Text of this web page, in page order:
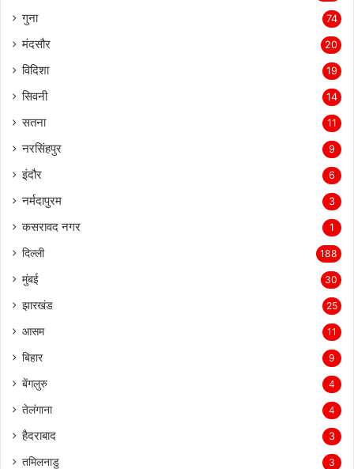
गुना 74
मंदसौर 20
विदिशा 19
सिवनी 14
सतना 11
नरसिंहपुर 9
इंदौर 6
नर्मदापुरम 3
कसरावद नगर 1
दिल्ली 188
मुंबई 30
झारखंड 25
आसम 11
बिहार 9
बेंगलुरु 4
तेलंगाना 4
हैदराबाद 3
तमिलनाडु 3